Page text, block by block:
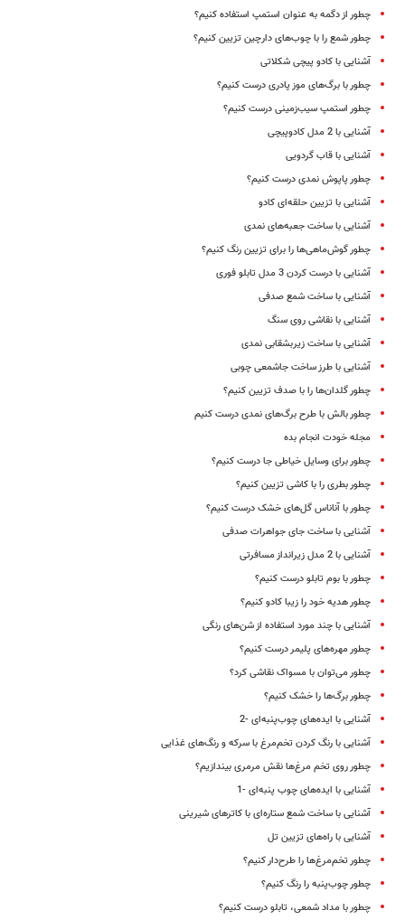
چطور از دگمه به عنوان استمپ استفاده کنیم؟
چطور شمع را با چوب‌های دارچین تزیین کنیم؟
آشنایی با کادو پیچی شکلاتی
چطور با برگ‌های موز پادری درست کنیم؟
چطور استمپ سیب‌زمینی درست کنیم؟
آشنایی با 2 مدل کادوپیچی‌
آشنایی با قاب گردویی
چطور پاپوش نمدی درست کنیم؟
آشنایی با تزیین حلقه‌ای کادو
آشنایی با ساخت جعبه‌های نمدی
چطور گوش‌ماهی‌ها را برای تزیین رنگ کنیم؟
آشنایی با درست کردن 3 مدل تابلو فوری
آشنایی با ساخت شمع صدفی
آشنایی با نقاشی روی سنگ
آشنایی با ساخت زیربشقابی نمدی
آشنایی با طرز ساخت جاشمعی چوبی
چطور گلدان‌ها را با صدف تزیین کنیم؟
چطور بالش با طرح برگ‌های نمدی درست کنیم
مجله خودت انجام بده
چطور برای وسایل خیاطی جا درست کنیم؟
چطور بطری را با کاشی تزیین کنیم؟
چطور با آناناس گل‌های خشک درست کنیم؟
آشنایی با ساخت جای جواهرات صدفی
آشنایی با 2 مدل زیرانداز مسافرتی
چطور با بوم تابلو درست کنیم؟
چطور هدیه خود را زیبا کادو کنیم؟
آشنایی با چند مورد استفاده از شن‌های رنگی
چطور مهره‌های پلیمر درست کنیم؟
چطور می‌توان با مسواک نقاشی کرد؟
چطور برگ‌ها را خشک کنیم؟
آشنایی با ایده‌های چوب‌پنبه‌ای -2
آشنایی با رنگ کردن تخم‌مرغ با سرکه و رنگ‌های غذایی
چطور روی تخم‌ مرغ‌ها نقش مرمری بیندازیم؟
آشنایی با ایده‌های چوب پنبه‌ای -1
آشنایی با ساخت شمع ستاره‌ای با کاترهای شیرینی
آشنایی با راه‌های تزیین تل
چطور تخم‌مرغ‌ها را طرح‌دار کنیم؟
چطور چوب‌پنبه را رنگ کنیم؟
چطور با مداد شمعی، تابلو درست کنیم؟